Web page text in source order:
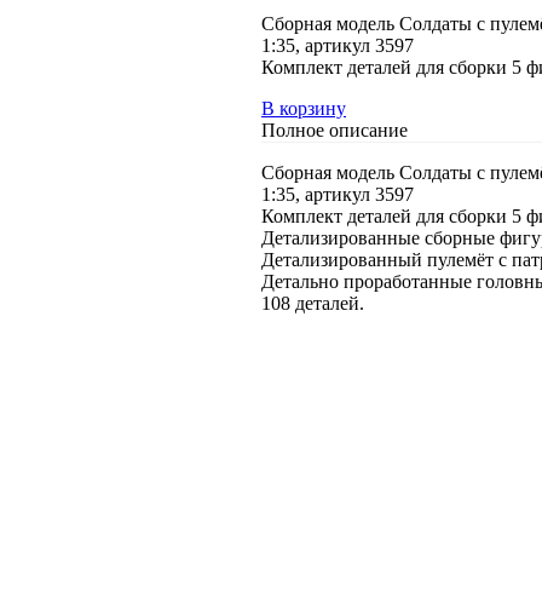
Сборная модель Солдаты с
1:35, артикул 3597
Комплект деталей для сборки 5
В корзину
Полное описание
Сборная модель Солдаты с
1:35, артикул 3597
Комплект деталей для сборки 5
Детализированные сборные
Детализированный пулемёт с
Детально проработанные
108 деталей.